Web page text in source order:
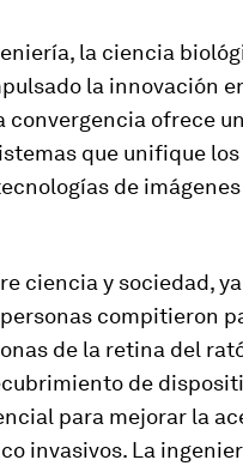
la ciencia
la innovación
convergencia ofrece
que unifique
de
ciencia y sociedad,
compitieron
de la retina del
de
para mejorar la
invasivos. La